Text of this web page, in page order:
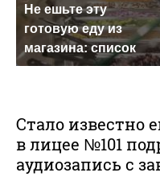
Не ешьте эту
готовую еду из
магазина: список
Стало известно
в лицее №101
аудиозапись с